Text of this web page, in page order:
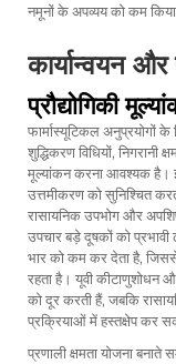
नमूनों के अपव्यय को कम किया
कार्यान्वयन
प्रौद्योगिकी
फार्मास्यूटिकल अनुप्रयोगों
शुद्धिकरण विधियों,
मूल्यांकन करना आवश्यक है।
उत्तमीकरण को सुनिश्चित
रासायनिक उपभोग और
उपचार बड़े दूषकों को
भार को कम कर देता है,
रहता है। यूवी कीटाणुशोधन
को दूर करती हैं, जबकि
प्रक्रियाओं में हस्तक्षेप कर
प्रणाली क्षमता योजना